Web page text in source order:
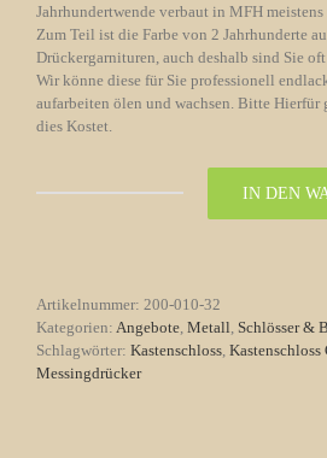
Jahrhundertwende verbaut in MFH
Zum Teil ist die Farbe von 2 Jahrhunderte
Drückergarnituren, auch deshalb sind Sie
Wir könne diese für Sie professionell
aufarbeiten ölen und wachsen. Bitte Hierfür
dies Kostet.
Messingdrücker
IN DEN
Artikelnummer: 200-010-32
Kategorien: Angebote Metall Schlösser &
Schlagwörter: Kastenschloss Kastenschloss
Messingdrücker